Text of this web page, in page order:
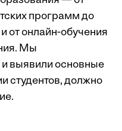
программ до
от онлайн-обучения
Мы
выявили основные
студентов, должно